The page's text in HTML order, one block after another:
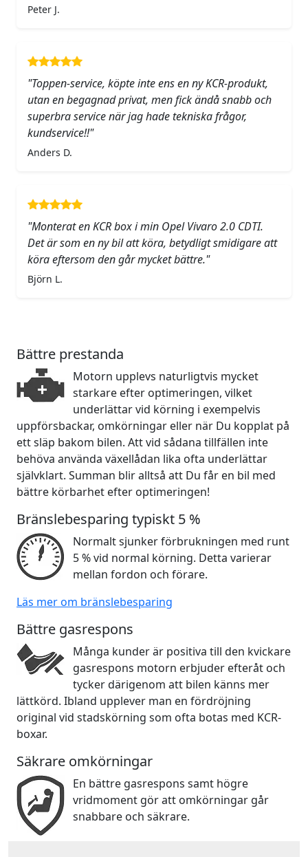
Peter J.
"Toppen-service, köpte inte ens en ny KCR-produkt,
utan en begagnad privat, men fick ändå snabb och
superbra service när jag hade tekniska frågor,
kundservice!!"
Anders D.
"Monterat en KCR box i min Opel Vivaro 2.0 CDTI.
Det är som en ny bil att köra, betydligt smidigare att
köra eftersom den går mycket bättre."
Björn L.
Bättre prestanda
Motorn upplevs naturligtvis mycket
starkare efter optimeringen, vilket
underlättar vid körning i exempelvis
uppförsbackar, omkörningar eller när Du kopplat på
ett släp bakom bilen. Att vid sådana tillfällen inte
behöva använda växellådan lika ofta underlättar
självklart. Summan blir alltså att Du får en bil med
bättre körbarhet efter optimeringen!
Bränslebesparing typiskt 5 %
Normalt sjunker förbrukningen med runt
5 % vid normal körning. Detta varierar
mellan fordon och förare.
Läs mer om bränslebesparing
Bättre gasrespons
Många kunder är positiva till den kvickare
gasrespons motorn erbjuder efteråt och
tycker därigenom att bilen känns mer
lättkörd. Ibland upplever man en fördröjning
original vid stadskörning som ofta botas med KCR-
boxar.
Säkrare omkörningar
En bättre gasrespons samt högre
vridmoment gör att omkörningar går
snabbare och säkrare.